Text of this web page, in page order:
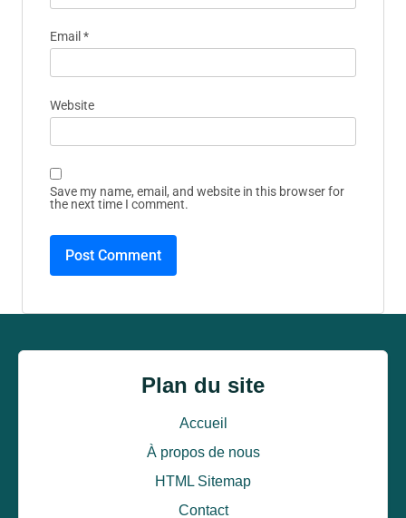
Email *
Website
Save my name, email, and website in this browser for
the next time I comment.
Plan du site
Accueil
À propos de nous
HTML Sitemap
Contact